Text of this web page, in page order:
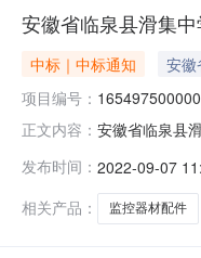
安徽省临泉县滑集
中标｜中标通知 安徽
项目编号：
正文内容： 安徽省临泉县
联系人:栾朝亮
发布时间： 2022-09-07
相关产品：
监控器材配件